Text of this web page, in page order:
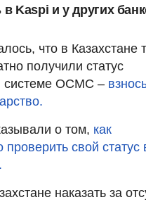
в Kaspi и у других
что в Казахстане
получили статус
системе ОСМС –
о том, как
проверить свой статус
наказать за